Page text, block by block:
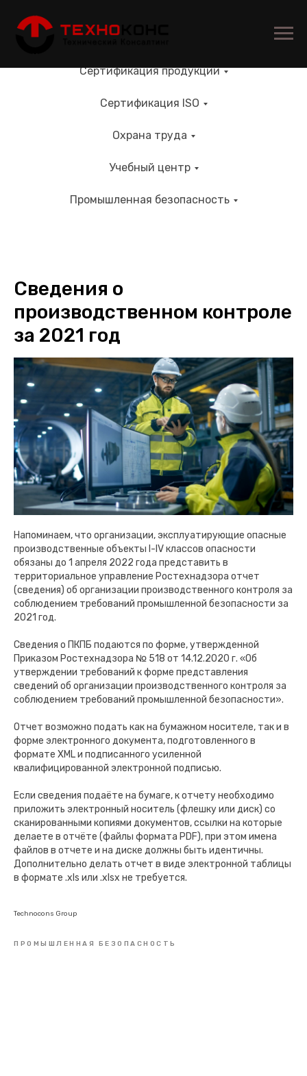
Сертификация продукции
Сертификация ISO
Охрана труда
Учебный центр
Промышленная безопасность
Сведения о
производственном контроле
за 2021 год
Напоминаем, что организации, эксплуатирующие опасные
производственные объекты I-IV классов опасности
обязаны до 1 апреля 2022 года представить в
территориальное управление Ростехнадзора отчет
(сведения) об организации производственного контроля за
соблюдением требований промышленной безопасности за
2021 год.
Сведения о ПКПБ подаются по форме, утвержденной
Приказом Ростехнадзора № 518 от 14.12.2020 г. «Об
утверждении требований к форме представления
сведений об организации производственного контроля за
соблюдением требований промышленной безопасности».
Отчет возможно подать как на бумажном носителе, так и в
форме электронного документа, подготовленного в
формате XML и подписанного усиленной
квалифицированной электронной подписью.
Если сведения подаёте на бумаге, к отчету необходимо
приложить электронный носитель (флешку или диск) со
сканированными копиями документов, ссылки на которые
делаете в отчёте (файлы формата PDF), при этом имена
файлов в отчете и на диске должны быть идентичны.
Дополнительно делать отчет в виде электронной таблицы
в формате .xls или .xlsx не требуется.
Technocons Group
ПРОМЫШЛЕННАЯ БЕЗОПАСНОСТЬ